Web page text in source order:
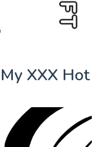
XXX Hot